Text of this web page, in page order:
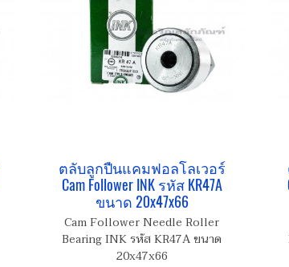
ตลับลูกปืนแคมฟอลโลเวอร์
Cam Follower INK รหัส KR47A
ขนาด 20x47x66
Cam Follower Needle Roller
Bearing INK รหัส KR47A ขนาด
20x47x66